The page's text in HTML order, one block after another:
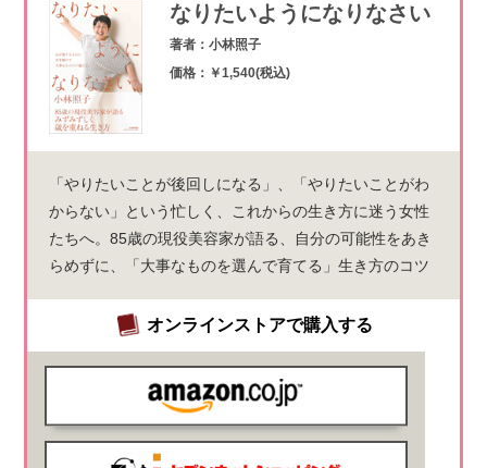
なりたいようになりなさい
著者：小林照子
価格：￥1,540(税込)
「やりたいことが後回しになる」、「やりたいことがわ
からない」という忙しく、これからの生き方に迷う女性
たちへ。85歳の現役美容家が語る、自分の可能性をあき
らめずに、「大事なものを選んで育てる」生き方のコツ
オンラインストアで購入する